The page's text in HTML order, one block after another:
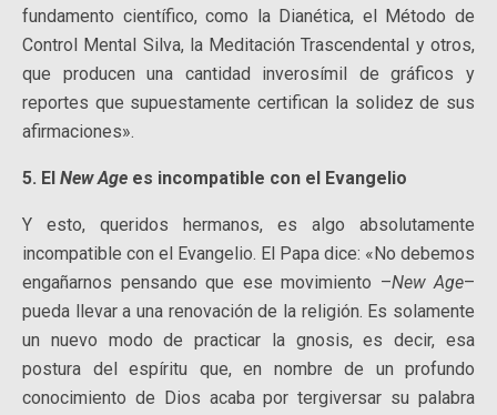
fundamento científico, como la Dianética, el Método de
Control Mental Silva, la Meditación Trascendental y otros,
que producen una cantidad inverosímil de gráficos y
reportes que supuestamente certifican la solidez de sus
afirmaciones».
5. El New Age es incompatible con el Evangelio
Y esto, queridos hermanos, es algo absolutamente
incompatible con el Evangelio. El Papa dice: «No debemos
engañarnos pensando que ese movimiento –New Age–
pueda llevar a una renovación de la religión. Es solamente
un nuevo modo de practicar la gnosis, es decir, esa
postura del espíritu que, en nombre de un profundo
conocimiento de Dios acaba por tergiversar su palabra